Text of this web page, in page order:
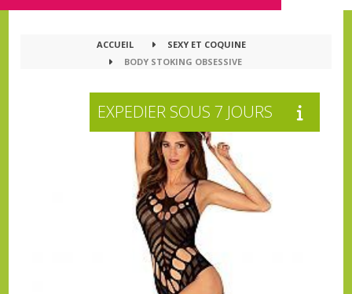
ACCUEIL
SEXY ET COQUINE
BODY STOKING OBSESSIVE